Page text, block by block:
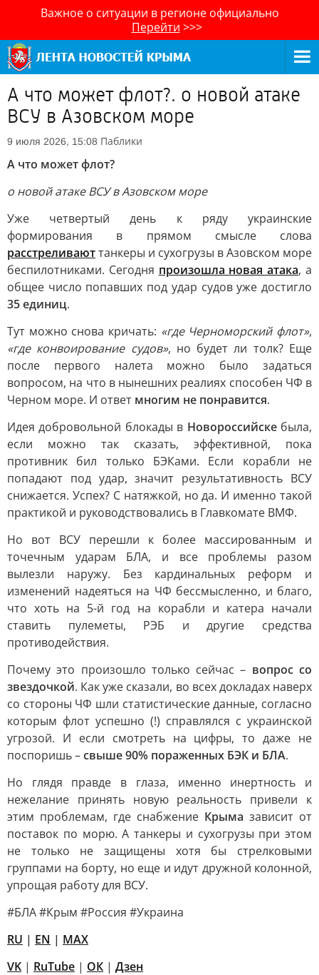
Важное о ситуации в регионе официально
Перейти >>>
А что может флот?. о новой атаке
ВСУ в Азовском море
9 июля 2026, 15:08 Паблики
А что может флот?
о новой атаке ВСУ в Азовском море
Уже четвертый день к ряду украинские
формирования в прямом смысле слова
расстреливаюттанкеры и сухогрузы в Азовском море
беспилотниками. Сегодня произошла новая атака, а
общее число попавших под удар судов уже достигло
35 единиц.
Тут можно снова кричать: «где Черноморский флот»,
«где конвоирование судов», но будет ли толк? Еще
после первого налета можно было задаться
вопросом, на что в нынешних реалиях способен ЧФ в
Черном море. И ответ многим не понравится.
Идея добровольной блокады в Новороссийскебыла,
если можно так сказать, эффективной, пока
противник бил только БЭКами. Если корабли не
попадают под удар, значит результативность ВСУ
снижается. Успех? С натяжкой, но да. И именно такой
практикой и руководствовались в Главкомате ВМФ.
Но вот ВСУ перешли к более массированным и
точечным ударам БЛА, и все проблемы разом
вылезли наружу. Без кардинальных реформ и
изменений надеяться на ЧФ бессмысленно, и благо,
что хоть на 5-й год на корабли и катера начали
ставить пулеметы, РЭБ и другие средства
противодействия.
Почему это произошло только сейчас – вопрос со
звездочкой. Как уже сказали, во всех докладах наверх
со стороны ЧФ шли статистические данные, согласно
которым флот успешно (!) справлялся с украинской
угрозой. И если смотреть на цифры, то даже не
поспоришь –свыше 90% пораженных БЭК и БЛА.
Но глядя правде в глаза, именно инертность и
нежелание принять новую реальность привели к
этим проблемам, где снабжение Крыма зависит от
поставок по морю. А танкеры и сухогрузы при этом
не только не защищены хотя бы стрелковыми
группами на борту, но еще и идут дружной колонной,
упрощая работу для ВСУ.
#БЛА #Крым #Россия #Украина
RU | EN | MAX
VK | RuTube | ОК | Дзен